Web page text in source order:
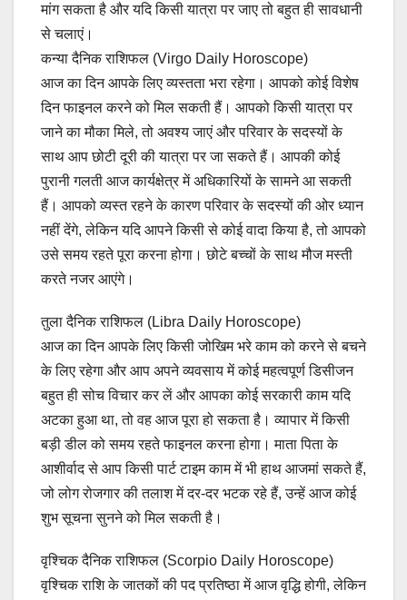
मांग सकता है और यदि किसी यात्रा पर जाए तो बहुत ही सावधानी
से चलाएं।
कन्या दैनिक राशिफल (Virgo Daily Horoscope)
आज का दिन आपके लिए व्यस्तता भरा रहेगा। आपको कोई विशेष
दिन फाइनल करने को मिल सकती हैं। आपको किसी यात्रा पर
जाने का मौका मिले, तो अवश्य जाएं और परिवार के सदस्यों के
साथ आप छोटी दूरी की यात्रा पर जा सकते हैं। आपकी कोई
पुरानी गलती आज कार्यक्षेत्र में अधिकारियों के सामने आ सकती
हैं। आपको व्यस्त रहने के कारण परिवार के सदस्यों की ओर ध्यान
नहीं देंगे, लेकिन यदि आपने किसी से कोई वादा किया है, तो आपको
उसे समय रहते पूरा करना होगा। छोटे बच्चों के साथ मौज मस्ती
करते नजर आएंगे।
तुला दैनिक राशिफल (Libra Daily Horoscope)
आज का दिन आपके लिए किसी जोखिम भरे काम को करने से बचने
के लिए रहेगा और आप अपने व्यवसाय में कोई महत्वपूर्ण डिसीजन
बहुत ही सोच विचार कर लें और आपका कोई सरकारी काम यदि
अटका हुआ था, तो वह आज पूरा हो सकता है। व्यापार में किसी
बड़ी डील को समय रहते फाइनल करना होगा। माता पिता के
आशीर्वाद से आप किसी पार्ट टाइम काम में भी हाथ आजमां सकते हैं,
जो लोग रोजगार की तलाश में दर-दर भटक रहे हैं, उन्हें आज कोई
शुभ सूचना सुनने को मिल सकती है।
वृश्चिक दैनिक राशिफल (Scorpio Daily Horoscope)
वृश्चिक राशि के जातकों की पद प्रतिष्ठा में आज वृद्धि होगी, लेकिन